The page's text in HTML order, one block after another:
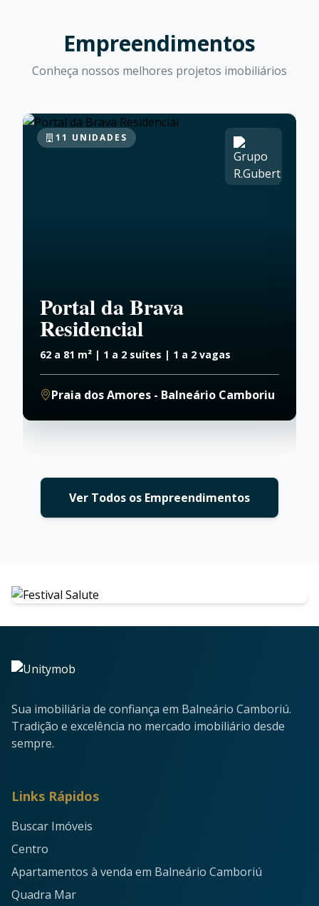
Empreendimentos
Conheça nossos melhores projetos imobiliários
11 UNIDADES
Portal da Brava
Residencial
62 a 81 m² | 1 a 2 suítes | 1 a 2 vagas
Praia dos Amores - Balneário Camboriu
Ver Todos os Empreendimentos
Sua imobiliária de confiança em Balneário Camboriú.
Tradição e excelência no mercado imobiliário desde
sempre.
Links Rápidos
Buscar Imóveis
Centro
Apartamentos à venda em Balneário Camboriú
Quadra Mar